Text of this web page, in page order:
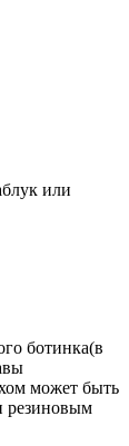
или
ботинка(в
может быть
резиновым